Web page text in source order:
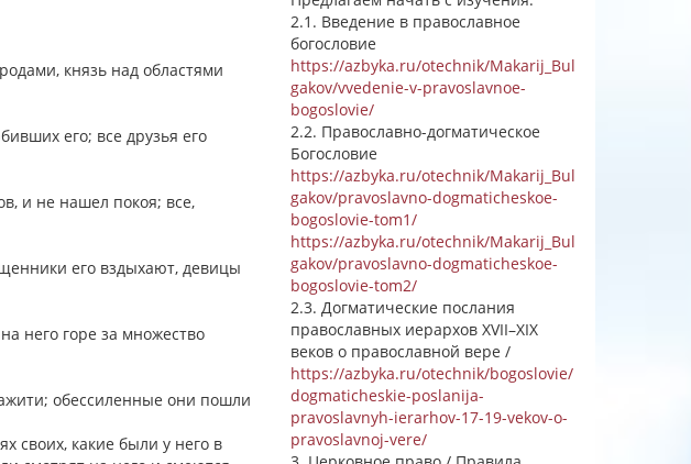
князь над областями
его; все друзья его
и не нашел покоя; все,
его вздыхают, девицы
него горе за множество
обессиленные они пошли
своих, какие были у него в
2.1. Введение в православное
богословие
https://azbyka.ru/otechnik/Makarij_Bul
gakov/vvedenie-v-pravoslavnoe-
bogoslovie/
2.2. Православно-догматическое
Богословие
https://azbyka.ru/otechnik/Makarij_Bul
gakov/pravoslavno-dogmaticheskoe-
bogoslovie-tom1/
https://azbyka.ru/otechnik/Makarij_Bul
gakov/pravoslavno-dogmaticheskoe-
bogoslovie-tom2/
2.3. Догматические послания
православных иерархов XVII–XIX
веков о православной вере /
https://azbyka.ru/otechnik/bogoslovie/
dogmaticheskie-poslanija-
pravoslavnyh-ierarhov-17-19-vekov-o-
pravoslavnoj-vere/